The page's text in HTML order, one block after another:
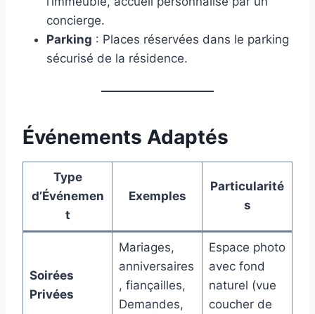
concierge.
Parking : Places réservées dans le parking
sécurisé de la résidence.
Événements Adaptés
Type
d’Événemen
t
Exemples
Particularité
s
Soirées
Privées
Mariages,
anniversaires
, fiançailles,
Demandes,
Espace photo
avec fond
naturel (vue
coucher de